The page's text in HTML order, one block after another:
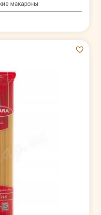
макароны